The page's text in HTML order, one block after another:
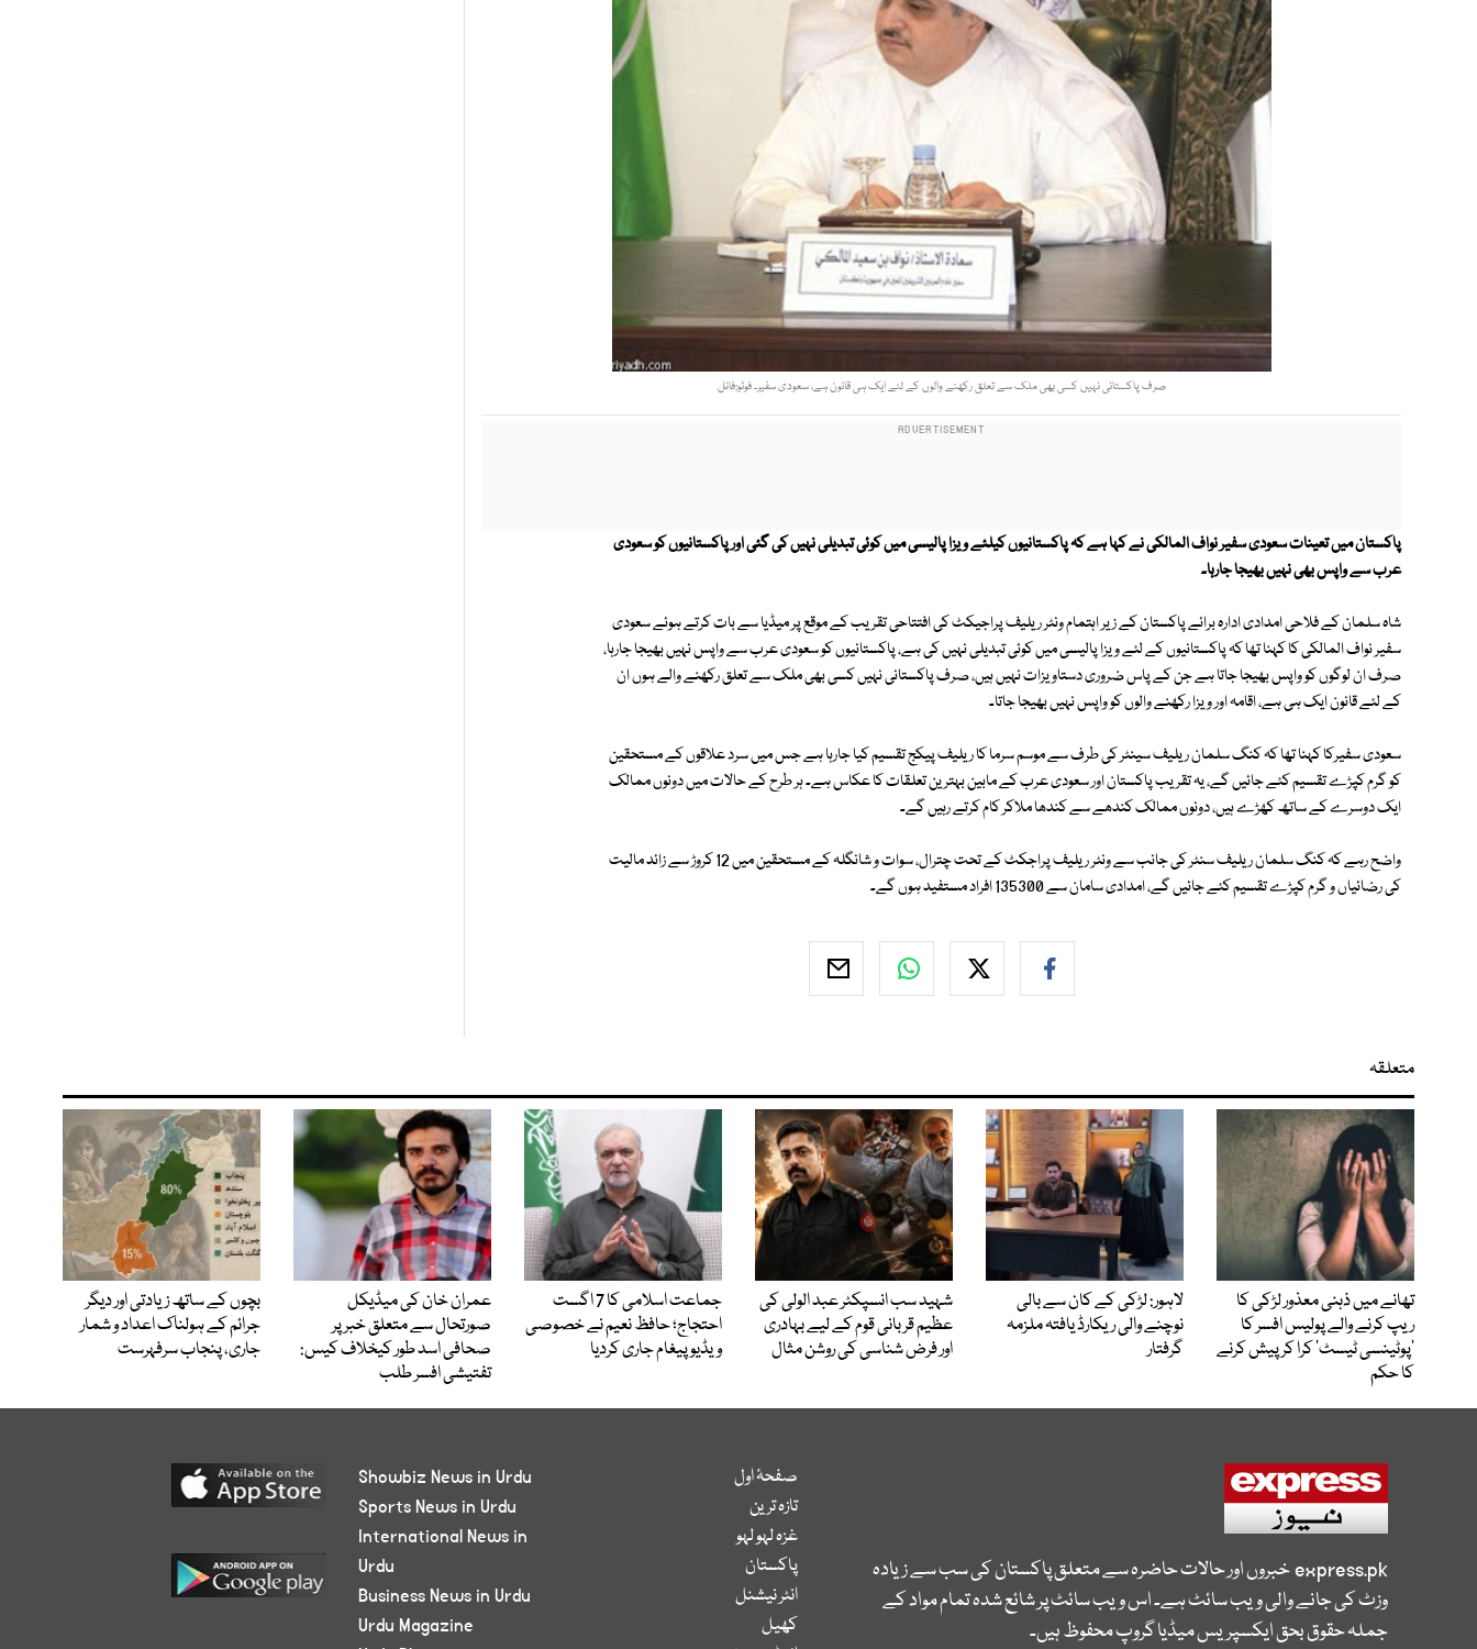
صرف پاکستانی نہیں کسی بھی ملک سے تعلق رکھنے والوں کے لئے ایک ہی قانون ہے، سعودی سفیر۔ فوٹو:فائل
پاکستان میں تعینات سعودی سفیر نواف المالکی نے کہا ہے کہ پاکستانیوں کیلئے ویزا پالیسی میں کوئی تبدیلی نہیں کی گئی اور پاکستانیوں کو سعودی
عرب سے واپس بھی نہیں بھیجا جارہا۔
شاہ سلمان کے فلاحی امدادی ادارہ برائے پاکستان کے زیر اہتمام ونٹر ریلیف پراجیکٹ کی افتتاحی تقریب کے موقع پر میڈیا سے بات کرتے ہوئے سعودی
سفیر نواف المالکی کا کہنا تھا کہ پاکستانیوں کے لئے ویزا پالیسی میں کوئی تبدیلی نہیں کی ہے، پاکستانیوں کو سعودی عرب سے واپس نہیں بھیجا جارہا،
صرف ان لوگوں کو واپس بھیجا جاتا ہے جن کے پاس ضروری دستاویزات نہیں ہیں، صرف پاکستانی نہیں کسی بھی ملک سے تعلق رکھنے والے ہوں ان
کے لئے قانون ایک ہی ہے، اقامہ اور ویزا رکھنے والوں کو واپس نہیں بھیجا جاتا۔
سعودی سفیرکا کہنا تھا کہ کنگ سلمان ریلیف سینٹر کی طرف سے موسم سرما کا ریلیف پیکج تقسیم کیا جارہا ہے جس میں سرد علاقوں کے مستحقین
کو گرم کپڑے تقسیم کئے جائیں گے، یہ تقریب پاکستان اور سعودی عرب کے مابین بہترین تعلقات کا عکاس ہے۔ ہر طرح کے حالات میں دونوں ممالک
ایک دوسرے کے ساتھ کھڑے ہیں، دونوں ممالک کندھے سے کندھا ملاکر کام کرتے رہیں گے۔
واضح رہے کہ کنگ سلمان ریلیف سنٹر کی جانب سے ونٹر ریلیف پراجکٹ کے تحت چترال، سوات و شانگلہ کے مستحقین میں 12 کروڑ سے زائد مالیت
کی رضائیاں و گرم کپڑے تقسیم کئے جائیں گے، امدادی سامان سے 135300 افراد مستفید ہوں گے۔
متعلقہ
تھانے میں ذہنی معذور لڑکی کا
ریپ کرنے والے پولیس افسر کا
’پوٹینسی ٹیسٹ‘ کرا کر پیش کرنے
کا حکم
لاہور: لڑکی کے کان سے بالی
نوچنے والی ریکارڈ یافتہ ملزمہ
گرفتار
شہید سب انسپکٹر عبد الولی کی
عظیم قربانی قوم کے لیے بہادری
اور فرض شناسی کی روشن مثال
جماعت اسلامی کا 7 اگست
احتجاج؛ حافظ نعیم نے خصوصی
ویڈیو پیغام جاری کردیا
عمران خان کی میڈیکل
صورتحال سے متعلق خبر پر
صحافی اسد طور کیخلاف کیس:
تفتیشی افسر طلب
بچوں کے ساتھ زیادتی اور دیگر
جرائم کے ہولناک اعداد و شمار
جاری، پنجاب سرفہرست
express.pkخبروں اور حالات حاضرہ سے متعلق پاکستان کی سب سے زیادہ
وزٹ کی جانے والی ویب سائٹ ہے۔ اس ویب سائٹ پر شائع شدہ تمام مواد کے
جملہ حقوق بحق ایکسپریس میڈیا گروپ محفوظ ہیں۔
صفحۂ اول
تازہ ترین
غزہ لہو لہو
پاکستان
انٹر نیشنل
کھیل
Showbiz News in Urdu
Sports News in Urdu
International News in
Urdu
Business News in Urdu
Urdu Magazine